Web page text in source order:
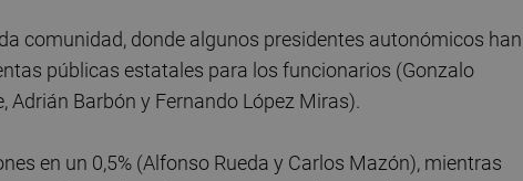
comunidad, donde algunos presidentes autonómicos han
públicas estatales para los funcionarios (Gonzalo
Adrián Barbón y Fernando López Miras).
en un 0,5% (Alfonso Rueda y Carlos Mazón), mientras